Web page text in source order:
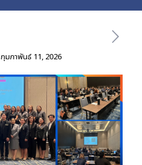
กุมภาพันธ์ 11, 2026